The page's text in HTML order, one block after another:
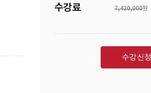
수강료 7,420,000원
수강신청